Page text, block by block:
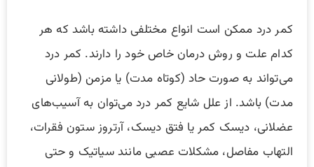
کمر درد ممکن است انواع مختلفی داشته باشد که هر
کدام علت و روش درمان خاص خود را دارند. کمر درد
می‌تواند به صورت حاد (کوتاه مدت) یا مزمن (طولانی
مدت) باشد. از علل شایع کمر درد می‌توان به آسیب‌های
عضلانی، دیسک کمر یا فتق دیسک، آرتروز ستون فقرات،
التهاب مفاصل، مشکلات عصبی مانند سیاتیک و حتی